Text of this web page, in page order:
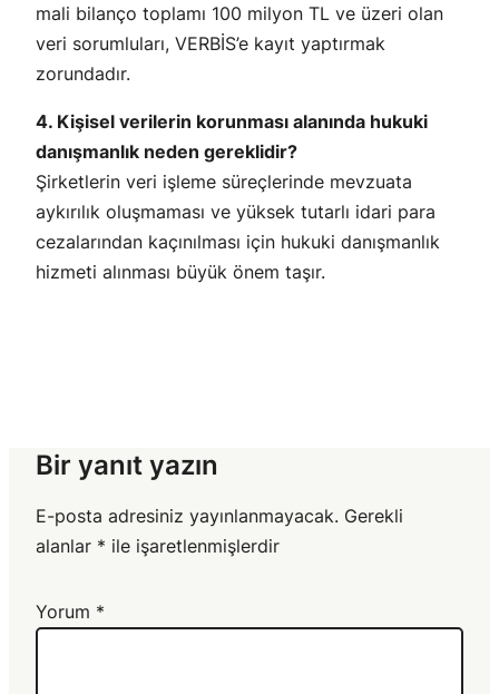
mali bilanço toplamı 100 milyon TL ve üzeri olan
veri sorumluları, VERBİS’e kayıt yaptırmak
zorundadır.
4. Kişisel verilerin korunması alanında hukuki
danışmanlık neden gereklidir?
Şirketlerin veri işleme süreçlerinde mevzuata
aykırılık oluşmaması ve yüksek tutarlı idari para
cezalarından kaçınılması için hukuki danışmanlık
hizmeti alınması büyük önem taşır.
Bir yanıt yazın
E-posta adresiniz yayınlanmayacak. Gerekli
alanlar * ile işaretlenmişlerdir
Yorum *